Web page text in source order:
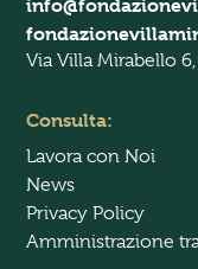
Via Villa Mirabello
Consulta:
Lavora con Noi
News
Privacy Policy
Amministrazione